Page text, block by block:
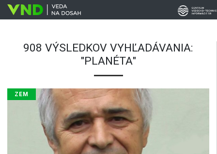
908 VÝSLEDKOV VYHĽADÁVANIA:
"PLANÉTA"
ZEM